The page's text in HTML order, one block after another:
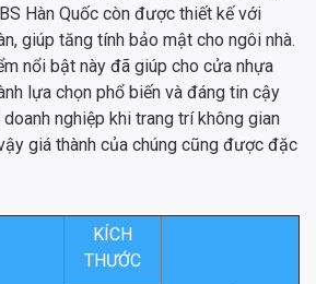
Hàn Quốc còn được thiết kế với
giúp tăng tính bảo mật cho ngôi nhà.
nổi bật này đã giúp cho cửa nhựa
lựa chọn phổ biến và đáng tin cậy
nghiệp khi trang trí không gian
giá thành của chúng cũng được đặc
KÍCH
THƯỚC